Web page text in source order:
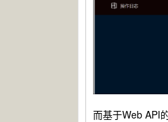
而基于Web API